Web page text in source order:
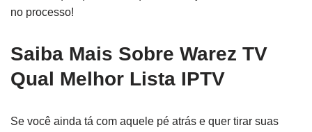
no processo!
Saiba Mais Sobre Warez TV
Qual Melhor Lista IPTV
Se você ainda tá com aquele pé atrás e quer tirar suas